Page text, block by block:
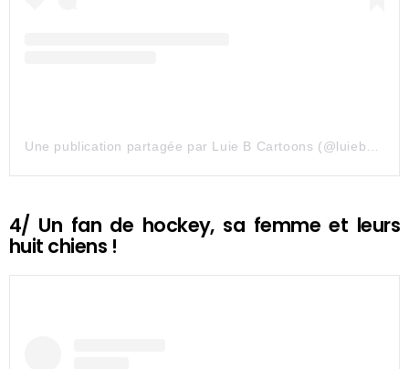
4/ Un fan de hockey, sa femme et leurs
huit chiens !